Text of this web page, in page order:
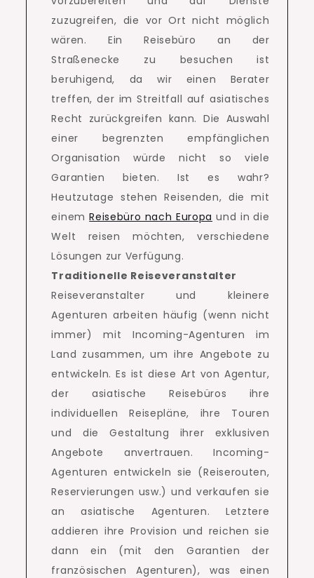
zuzugreifen, die vor Ort nicht möglich
wären. Ein Reisebüro an der
Straßenecke zu besuchen ist
beruhigend, da wir einen Berater
treffen, der im Streitfall auf asiatisches
Recht zurückgreifen kann. Die Auswahl
einer begrenzten empfänglichen
Organisation würde nicht so viele
Garantien bieten.Ist es wahr?
Heutzutage stehen Reisenden, die mit
einemReisebüro nach Europa und in die
Welt reisen möchten, verschiedene
Lösungen zur Verfügung.
Traditionelle Reiseveranstalter
Reiseveranstalter und kleinere
Agenturen arbeiten häufig (wenn nicht
immer) mit Incoming-Agenturen im
Land zusammen, um ihre Angebote zu
entwickeln.Es ist diese Art von Agentur,
der asiatische Reisebüros ihre
individuellen Reisepläne, ihre Touren
und die Gestaltung ihrer exklusiven
Angebote anvertrauen.Incoming-
Agenturen entwickeln sie (Reiserouten,
Reservierungen usw.) und verkaufen sie
an asiatische Agenturen. Letztere
addieren ihre Provision und reichen sie
dann ein (mit den Garantien der
französischen Agenturen), was einen